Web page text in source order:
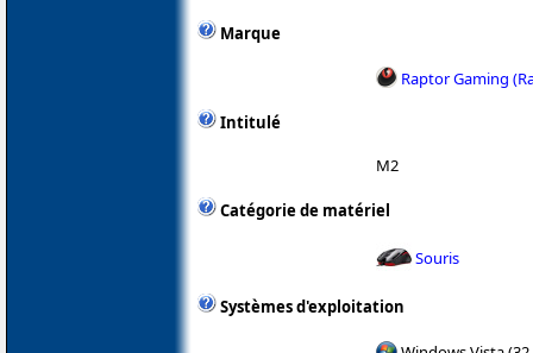
Marque
Raptor Gaming
Intitulé
M2
Catégorie de matériel
Souris
Systèmes d'exploitation